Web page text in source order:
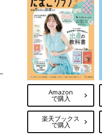
Amazon
で購入
楽天ブックス
で購入